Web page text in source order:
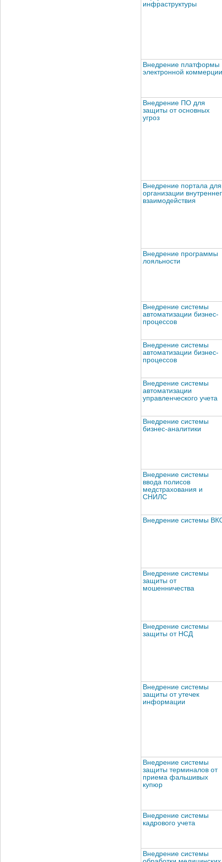
инфраструктуры
Внедрение платформы
электронной коммерции
Внедрение ПО для
защиты от основных
угроз
Внедрение портала для
организации
взаимодействия
Внедрение программы
лояльности
Внедрение системы
автоматизации бизнес-
процессов
Внедрение системы
автоматизации бизнес-
процессов
Внедрение системы
автоматизации
управленческого учета
Внедрение системы
бизнес-аналитики
Внедрение системы
ввода полисов
медстрахования и
СНИЛС
Внедрение системы
Внедрение системы
защиты от
мошенничества
Внедрение системы
защиты от НСД
Внедрение системы
защиты от утечек
информации
Внедрение системы
защиты терминалов от
приема фальшивых
купюр
Внедрение системы
кадрового учета
Внедрение системы